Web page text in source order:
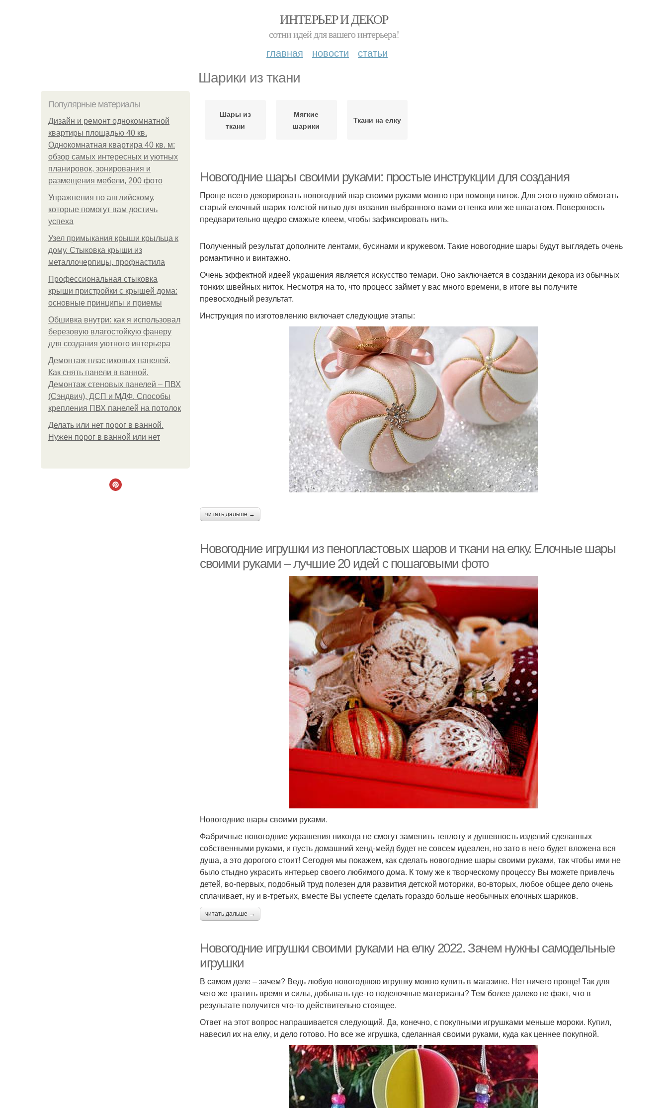
ИНТЕРЬЕР И ДЕКОР
сотни идей для вашего интерьера!
главная новости статьи
Шарики из ткани
Популярные материалы
Дизайн и ремонт однокомнатной
квартиры площадью 40 кв.
Однокомнатная квартира 40 кв. м:
обзор самых интересных и уютных
планировок, зонирования и
размещения мебели, 200 фото
Упражнения по английскому,
которые помогут вам достичь
успеха
Узел примыкания крыши крыльца к
дому. Стыковка крыши из
металлочерпицы, профнастила
Профессиональная стыковка
крыши пристройки с крышей дома:
основные принципы и приемы
Обшивка внутри: как я использовал
березовую влагостойкую фанеру
для создания уютного интерьера
Демонтаж пластиковых панелей.
Как снять панели в ванной.
Демонтаж стеновых панелей – ПВХ
(Сэндвич), ДСП и МДФ. Способы
крепления ПВХ панелей на потолок
Делать или нет порог в ванной.
Нужен порог в ванной или нет
Шары из
ткани
Мягкие
шарики
Ткани на елку
Новогодние шары своими руками: простые инструкции для создания
Проще всего декорировать новогодний шар своими руками можно при помощи ниток. Для этого нужно обмотать
старый елочный шарик толстой нитью для вязания выбранного вами оттенка или же шпагатом. Поверхность
предварительно щедро смажьте клеем, чтобы зафиксировать нить.
Полученный результат дополните лентами, бусинами и кружевом. Такие новогодние шары будут выглядеть очень
романтично и винтажно.
Очень эффектной идеей украшения является искусство темари. Оно заключается в создании декора из обычных
тонких швейных ниток. Несмотря на то, что процесс займет у вас много времени, в итоге вы получите
превосходный результат.
Инструкция по изготовлению включает следующие этапы:
читать дальше →
Новогодние игрушки из пенопластовых шаров и ткани на елку. Елочные шары
своими руками – лучшие 20 идей с пошаговыми фото
Новогодние шары своими руками.
Фабричные новогодние украшения никогда не смогут заменить теплоту и душевность изделий сделанных
собственными руками, и пусть домашний хенд-мейд будет не совсем идеален, но зато в него будет вложена вся
душа, а это дорогого стоит! Сегодня мы покажем, как сделать новогодние шары своими руками, так чтобы ими не
было стыдно украсить интерьер своего любимого дома. К тому же к творческому процессу Вы можете привлечь
детей, во-первых, подобный труд полезен для развития детской моторики, во-вторых, любое общее дело очень
сплачивает, ну и в-третьих, вместе Вы успеете сделать гораздо больше необычных елочных шариков.
читать дальше →
Новогодние игрушки своими руками на елку 2022. Зачем нужны самодельные
игрушки
В самом деле – зачем? Ведь любую новогоднюю игрушку можно купить в магазине. Нет ничего проще! Так для
чего же тратить время и силы, добывать где-то поделочные материалы? Тем более далеко не факт, что в
результате получится что-то действительно стоящее.
Ответ на этот вопрос напрашивается следующий. Да, конечно, с покупными игрушками меньше мороки. Купил,
навесил их на елку, и дело готово. Но все же игрушка, сделанная своими руками, куда как ценнее покупной.